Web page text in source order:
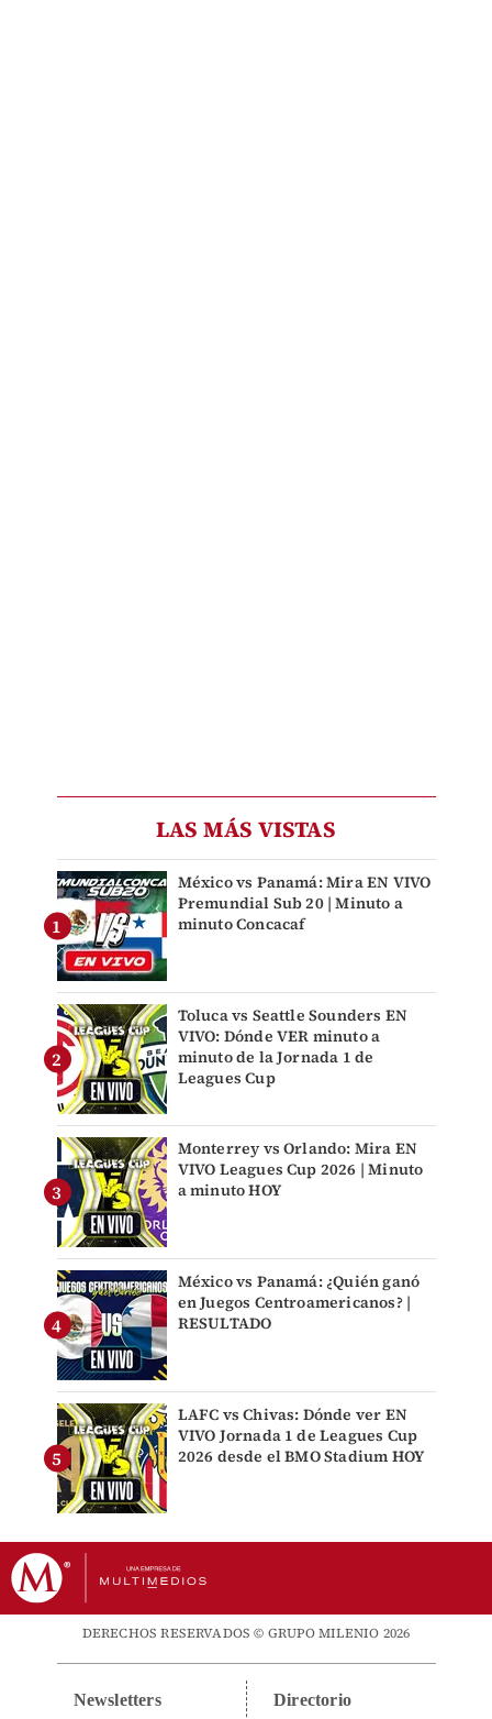
LAS MÁS VISTAS
México vs Panamá: Mira EN VIVO
Premundial Sub 20 | Minuto a
minuto Concacaf
Toluca vs Seattle Sounders EN
VIVO: Dónde VER minuto a
minuto de la Jornada 1 de
Leagues Cup
Monterrey vs Orlando: Mira EN
VIVO Leagues Cup 2026 | Minuto
a minuto HOY
México vs Panamá: ¿Quién ganó
en Juegos Centroamericanos? |
RESULTADO
LAFC vs Chivas: Dónde ver EN
VIVO Jornada 1 de Leagues Cup
2026 desde el BMO Stadium HOY
DERECHOS RESERVADOS © GRUPO MILENIO 2026
Newsletters Directorio